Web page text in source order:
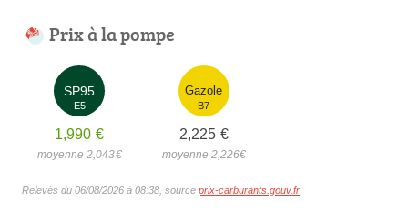
Prix à la pompe
SP95
E5
1,990 €
moyenne 2,043€
Gazole
B7
2,225 €
moyenne 2,226€
Relevés du 06/08/2026 à 08:38, source prix-carburants.gouv.fr